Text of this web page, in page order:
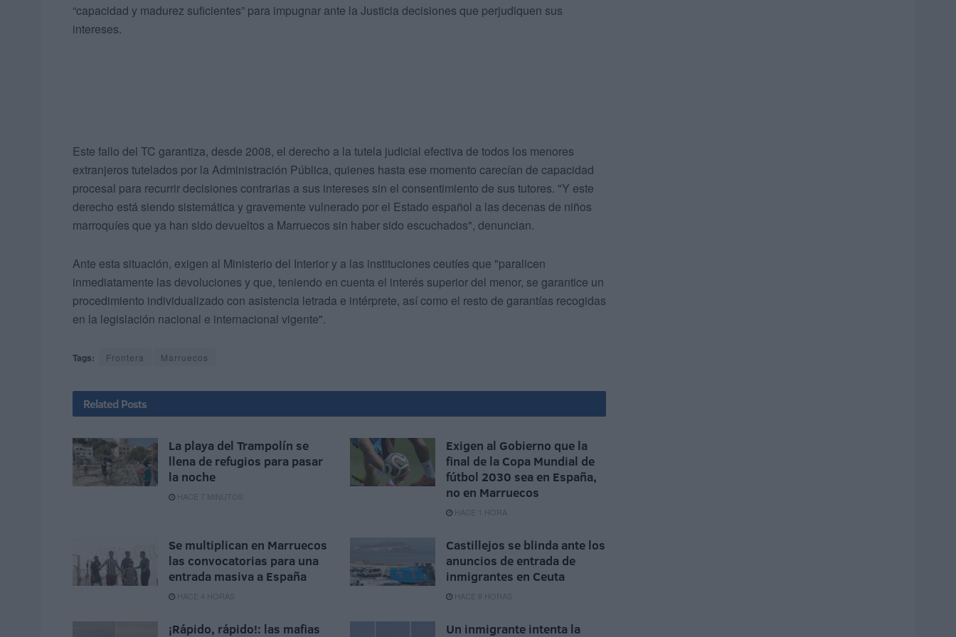
“capacidad y madurez suficientes” para impugnar ante la Justicia decisiones que perjudiquen sus
intereses.
Este fallo del TC garantiza, desde 2008, el derecho a la tutela judicial efectiva de todos los menores
extranjeros tutelados por la Administración Pública, quienes hasta ese momento carecían de capacidad
procesal para recurrir decisiones contrarias a sus intereses sin el consentimiento de sus tutores. "Y este
derecho está siendo sistemática y gravemente vulnerado por el Estado español a las decenas de niños
marroquíes que ya han sido devueltos a Marruecos sin haber sido escuchados", denuncian.
Ante esta situación, exigen al Ministerio del Interior y a las instituciones ceutíes que "paralicen
inmediatamente las devoluciones y que, teniendo en cuenta el interés superior del menor, se garantice un
procedimiento individualizado con asistencia letrada e intérprete, así como el resto de garantías recogidas
en la legislación nacional e internacional vigente".
Tags: Frontera Marruecos
Related Posts
La playa del Trampolín se
llena de refugios para pasar
la noche
HACE 7 MINUTOS
Exigen al Gobierno que la
final de la Copa Mundial de
fútbol 2030 sea en España,
no en Marruecos
HACE 1 HORA
Se multiplican en Marruecos
las convocatorias para una
entrada masiva a España
HACE 4 HORAS
Castillejos se blinda ante los
anuncios de entrada de
inmigrantes en Ceuta
HACE 8 HORAS
¡Rápido, rápido!: las mafias
Un inmigrante intenta la